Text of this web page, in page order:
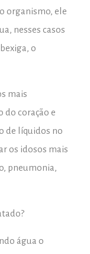
organismo, ele
nesses casos
o
mais
do coração e
de líquidos no
os idosos mais
pneumonia,
água o